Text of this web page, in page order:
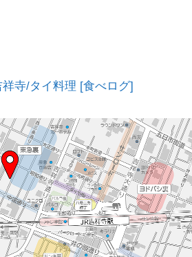
寺/タイ料理 [食べログ]